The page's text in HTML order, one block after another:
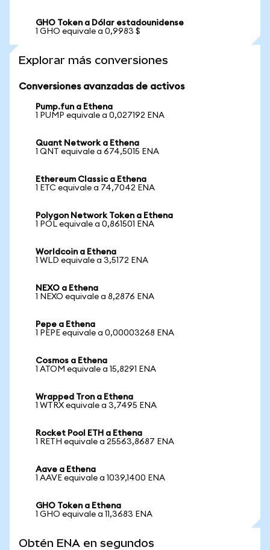
GHO Token a Dólar estadounidense
1 GHO equivale a 0,9983 $
Explorar más conversiones
Conversiones avanzadas de activos
Pump.fun a Ethena
1 PUMP equivale a 0,027192 ENA
Quant Network a Ethena
1 QNT equivale a 674,5015 ENA
Ethereum Classic a Ethena
1 ETC equivale a 74,7042 ENA
Polygon Network Token a Ethena
1 POL equivale a 0,861501 ENA
Worldcoin a Ethena
1 WLD equivale a 3,5172 ENA
NEXO a Ethena
1 NEXO equivale a 8,2876 ENA
Pepe a Ethena
1 PEPE equivale a 0,00003268 ENA
Cosmos a Ethena
1 ATOM equivale a 15,8291 ENA
Wrapped Tron a Ethena
1 WTRX equivale a 3,7495 ENA
Rocket Pool ETH a Ethena
1 RETH equivale a 25563,8687 ENA
Aave a Ethena
1 AAVE equivale a 1039,1400 ENA
GHO Token a Ethena
1 GHO equivale a 11,3683 ENA
Obtén ENA en segundos